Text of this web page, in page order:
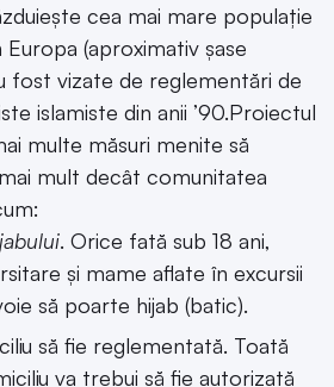
cea mai mare populație
Europa (aproximativ șase
fost vizate de reglementări de
islamiste din anii ’90.Proiectul
multe măsuri menite să
mult decât comunitatea
. Orice fată sub 18 ani,
și mame aflate în excursii
să poarte hijab (batic).
să fie reglementată. Toată
va trebui să fie autorizată